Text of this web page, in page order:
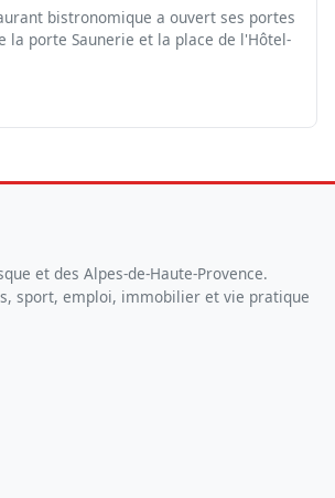
bistronomique a ouvert ses portes
la porte Saunerie et la place de l'Hôtel-
et des Alpes-de-Haute-Provence.
sport, emploi, immobilier et vie pratique